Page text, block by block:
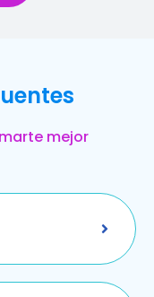
mejor